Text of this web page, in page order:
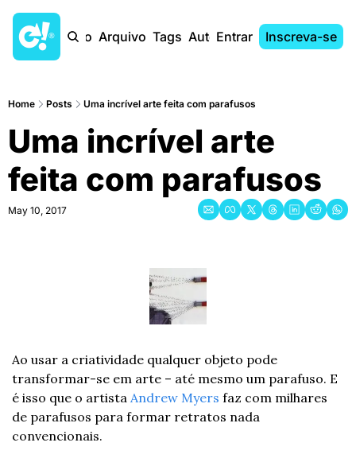
Início Arquivo Tags AutoresEntrar Inscreva-se
Home Posts Uma incrível arte feita com parafusos
Uma incrível arte
feita com parafusos
May 10, 2017
Ao usar a criatividade qualquer objeto pode
transformar-se em arte – até mesmo um parafuso. E
é isso que o artista Andrew Myers faz com milhares
de parafusos para formar retratos nada
convencionais.